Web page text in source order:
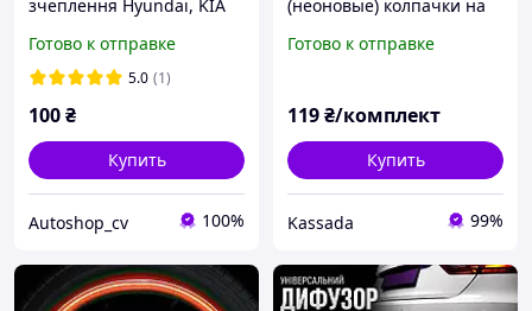
зчеплення Hyundai, KIA
Готово к отправке
5.0 (1)
100₴
Купить
Autoshop_cv 100%
(неоновые) колпачки на
темноте жёлтые 12х16 мм
Готово к отправке
119₴/комплект
Купить
Kassada 99%